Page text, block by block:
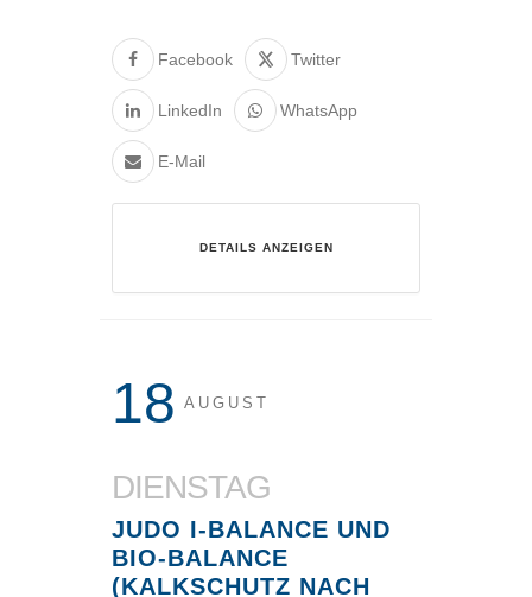
Facebook Twitter
LinkedIn WhatsApp
E-Mail
DETAILS ANZEIGEN
18 AUGUST
DIENSTAG
JUDO I-BALANCE UND
BIO-BALANCE
(KALKSCHUTZ NACH